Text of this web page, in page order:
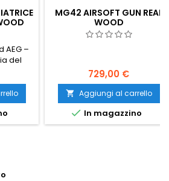
AEG –
del
Rifle
scuro,
MG42 AIRSOFT GUN REAL
WOOD
729,00 €
 Aggiungi al carrello
 In magazzino